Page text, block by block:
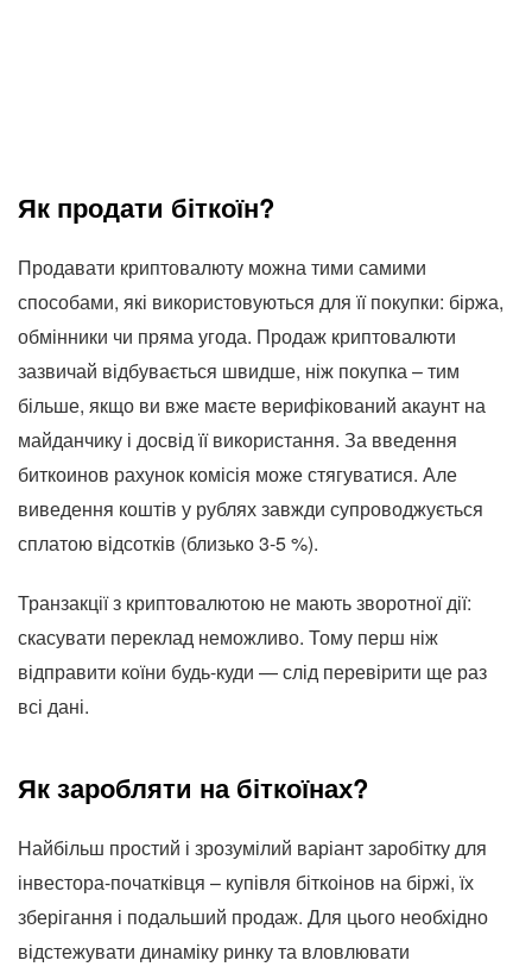
Як продати біткоїн?
Продавати криптовалюту можна тими самими
способами, які використовуються для її покупки: біржа,
обмінники чи пряма угода. Продаж криптовалюти
зазвичай відбувається швидше, ніж покупка – тим
більше, якщо ви вже маєте верифікований акаунт на
майданчику і досвід її використання. За введення
биткоинов рахунок комісія може стягуватися. Але
виведення коштів у рублях завжди супроводжується
сплатою відсотків (близько3-5%).
Транзакції з криптовалютою не мають зворотної дії:
скасувати переклад неможливо. Тому перш ніж
відправити коїни будь-куди — слід перевірити ще раз
всі дані.
Як заробляти на біткоїнах?
Найбільш простий і зрозумілий варіант заробітку для
інвестора-початківця – купівля біткоінов на біржі, їх
зберігання і подальший продаж. Для цього необхідно
відстежувати динаміку ринку та вловлювати